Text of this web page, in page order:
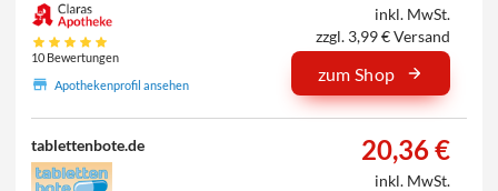
10 Bewertungen
Apothekenprofil ansehen
inkl. MwSt.
zzgl. 3,99 € Versand
zum Shop
tablettenbote.de 20,36 €
inkl. MwSt.